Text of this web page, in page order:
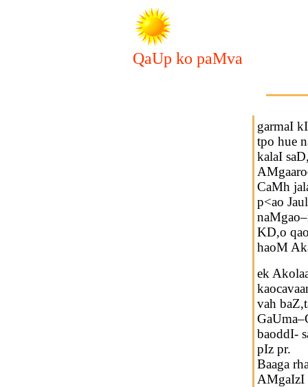
QaUp ko paMva
garmaI
tpo hue
kalaI
CaMh
p<ao
KD,o
haoM
ek
vah
baoddI-
pIz pr.
Baaga
AMgaIzI